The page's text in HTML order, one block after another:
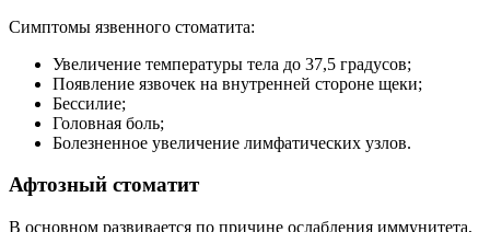
Симптомы язвенного стоматита:
Увеличение температуры тела до 37,5 градусов;
Появление язвочек на внутренней стороне щеки;
Бессилие;
Головная боль;
Болезненное увеличение лимфатических узлов.
Афтозный стоматит
В основном развивается по причине ослабления иммунитета,